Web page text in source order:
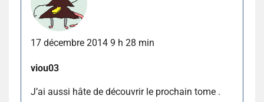
17 décembre 2014 9 h 28 min
viou03
J’ai aussi hâte de découvrir le prochain tome .